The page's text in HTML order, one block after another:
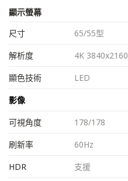
顯示螢幕
尺寸
65/55型
解析度
4K 3840x2160
顯色技術
LED
影像
可視角度
178/178
刷新率
60Hz
HDR
支援